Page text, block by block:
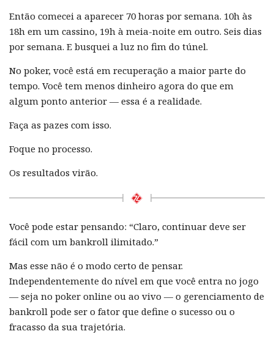
Então comecei a aparecer 70 horas por semana. 10h às
18h em um cassino, 19h à meia-noite em outro. Seis dias
por semana. E busquei a luz no fim do túnel.
No poker, você está em recuperação a maior parte do
tempo. Você tem menos dinheiro agora do que em
algum ponto anterior — essa é a realidade.
Faça as pazes com isso.
Foque no processo.
Os resultados virão.
Você pode estar pensando: “Claro, continuar deve ser
fácil com um bankroll ilimitado.”
Mas esse não é o modo certo de pensar.
Independentemente do nível em que você entra no jogo
— seja no poker online ou ao vivo — o gerenciamento de
bankroll pode ser o fator que define o sucesso ou o
fracasso da sua trajetória.